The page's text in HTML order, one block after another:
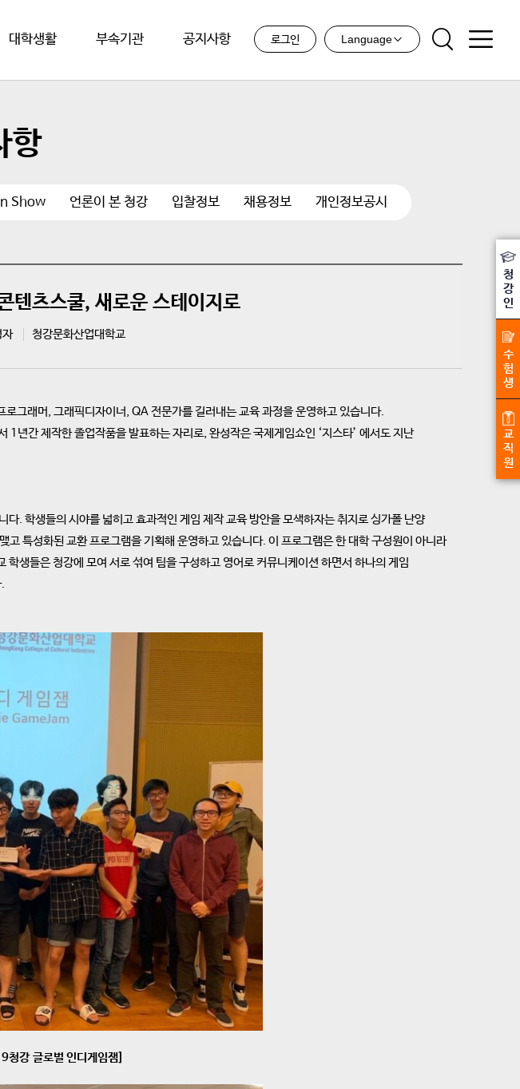
대학생활 부속기관 공지사항 로그인 Language
항
Show 언론이 본 청강 입찰정보 채용정보 개인정보공시
텐츠스쿨, 새로운 스테이지로
자 청강문화산업대학교
그래머, 그래픽디자이너, QA 전문가를 길러내는 교육 과정을 운영하고 있습니다.
년간 제작한 졸업작품을 발표하는 자리로, 완성작은 국제게임쇼인 ‘지스타’ 에서도 지난
. 학생들의 시야를 넓히고 효과적인 게임 제작 교육 방안을 모색하자는 취지로 싱가폴 난양
화된 교환 프로그램을 기획해 운영하고 있습니다. 이 프로그램은 한 대학 구성원이 아니라
생들은 청강에 모여 서로 섞여 팀을 구성하고 영어로 커뮤니케이션 하면서 하나의 게임
청강 글로벌 인디게임잼]
청
강
인
수
험
생
교
직
원